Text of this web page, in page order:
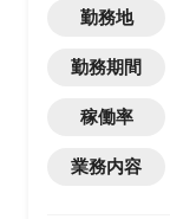
勤務地
勤務期間
稼働率
業務内容